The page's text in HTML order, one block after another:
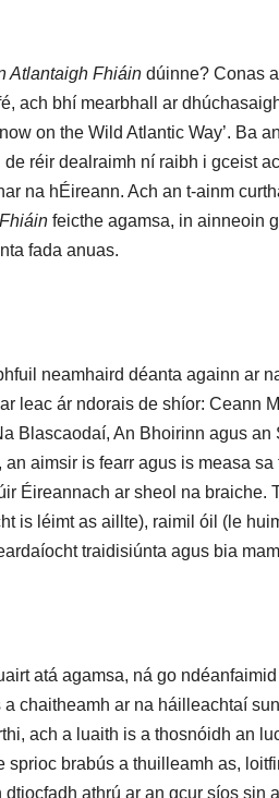
Atlantaigh Fhiáin dúinne? Conas
ach bhí mearbhall ar
on the Wild Atlantic Way’. Ba
de réir dealraimh ní raibh i gceist
na hÉireann. Ach an t-ainm
áin feicthe agamsa, in ainneoin
fada anuas.
neamhaird déanta againn ar
leac ár ndorais de shíor: Ceann
Blascaodaí, An Bhoirinn agus
an aimsir is fearr agus is measa
Éireannach ar sheol na braiche.
is léimt as aillte), raimil óil (le
traidisiúnta agus bia
atá agamsa, ná go
a chaitheamh ar na háilleachtaí
ach a luaith is a thosnóidh an
sprioc brabús a thuilleamh as,
dtiocfadh athrú ar an gcur síos sin